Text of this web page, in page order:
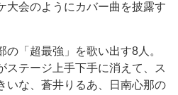
大会のようにカバー曲を披露す
「超最強」を歌い出す8人。
ステージ上手下手に消えて、ス
いな、蒼井りるあ、日南心那の